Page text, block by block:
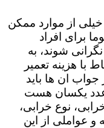
از موارد ممکن
برای افراد
شوند، به
با هزینه تعمیر
ان ها باید
عدد یکسان هست
نوع خرابی،
و عواملی از این